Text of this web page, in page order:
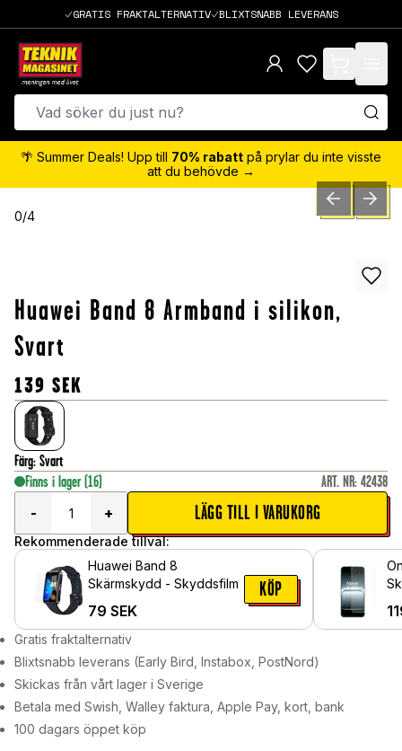
GRATIS FRAKTALTERNATIV BLIXTSNABB LEVERANS
items in cart,
🌴 Summer Deals! Upp till 70% rabatt på prylar du inte visste
att du behövde →
0/4 PREVIOUSNEXT
Huawei Band 8 Armband i silikon,
Svart
139 SEK
Färg: Svart
Finns i lager (16) ART. NR: 42438
-
+ LÄGG TILL I VARUKORG
Rekommenderade tillval:
Huawei Band 8
Skärmskydd - Skyddsfilm
79 SEK
KÖP
Gratis fraktalternativ
Blixtsnabb leverans (Early Bird, Instabox, PostNord)
Skickas från vårt lager i Sverige
Betala med Swish, Walley faktura, Apple Pay, kort, bank
100 dagars öppet köp